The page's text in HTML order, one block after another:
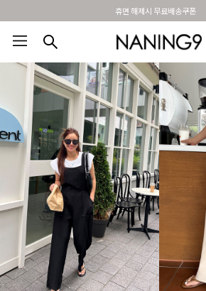
휴면 해제시 무료배송쿠폰
BEST100🤍 NEW5% 베스트재진행 썸머여행룩